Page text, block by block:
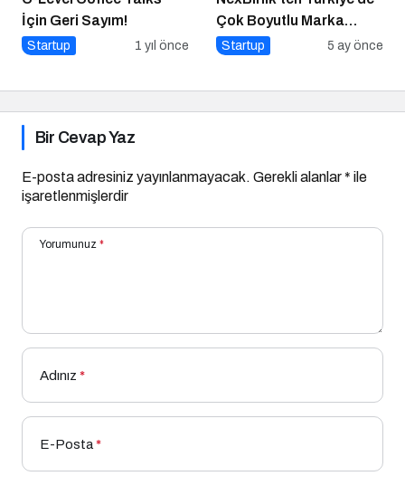
İçin Geri Sayım!
Startup 1 yıl önce
Çok Boyutlu Marka
Hamlesi
Startup 5 ay önce
Bir Cevap Yaz
E-posta adresiniz yayınlanmayacak. Gerekli alanlar* ile
işaretlenmişlerdir
Yorumunuz *
Adınız *
E-Posta*